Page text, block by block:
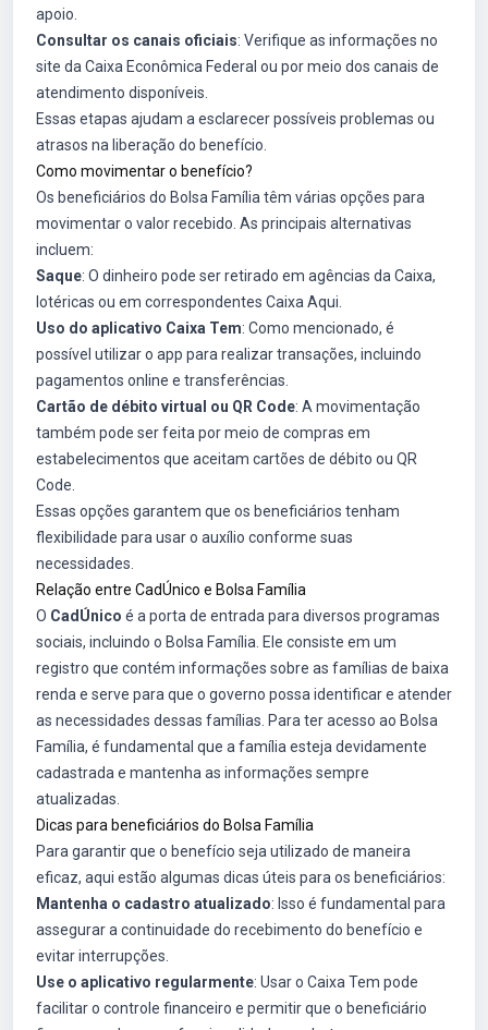
apoio.
Consultar os canais oficiais: Verifique as informações no
site da Caixa Econômica Federal ou por meio dos canais de
atendimento disponíveis.
Essas etapas ajudam a esclarecer possíveis problemas ou
atrasos na liberação do benefício.
Como movimentar o benefício?
Os beneficiários do Bolsa Família têm várias opções para
movimentar o valor recebido. As principais alternativas
incluem:
Saque: O dinheiro pode ser retirado em agências da Caixa,
lotéricas ou em correspondentes Caixa Aqui.
Uso do aplicativo Caixa Tem: Como mencionado, é
possível utilizar o app para realizar transações, incluindo
pagamentos online e transferências.
Cartão de débito virtual ou QR Code: A movimentação
também pode ser feita por meio de compras em
estabelecimentos que aceitam cartões de débito ou QR
Code.
Essas opções garantem que os beneficiários tenham
flexibilidade para usar o auxílio conforme suas
necessidades.
Relação entre CadÚnico e Bolsa Família
O CadÚnico é a porta de entrada para diversos programas
sociais, incluindo o Bolsa Família. Ele consiste em um
registro que contém informações sobre as famílias de baixa
renda e serve para que o governo possa identificar e atender
as necessidades dessas famílias. Para ter acesso ao Bolsa
Família, é fundamental que a família esteja devidamente
cadastrada e mantenha as informações sempre
atualizadas.
Dicas para beneficiários do Bolsa Família
Para garantir que o benefício seja utilizado de maneira
eficaz, aqui estão algumas dicas úteis para os beneficiários:
Mantenha o cadastro atualizado: Isso é fundamental para
assegurar a continuidade do recebimento do benefício e
evitar interrupções.
Use o aplicativo regularmente: Usar o Caixa Tem pode
facilitar o controle financeiro e permitir que o beneficiário